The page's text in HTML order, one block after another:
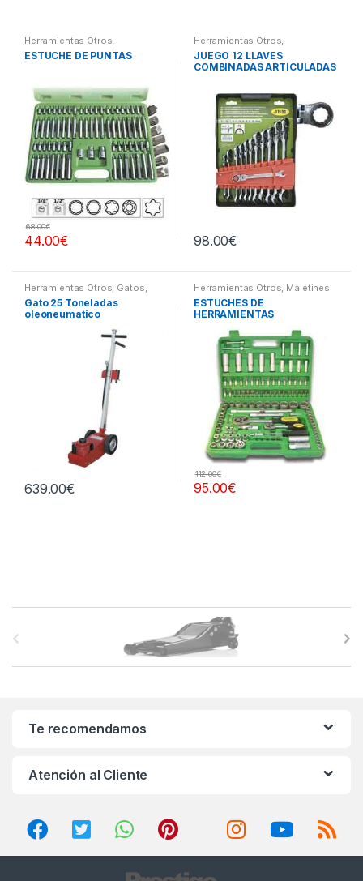
Herramientas Otros,
Herramientas De Mano ,
Herramientas De Mano,
otros
ESTUCHE DE PUNTAS
44.00€
68.00€
Herramientas Otros,
Herramientas De Mano
Herramientas De Mano
JUEGO 12 LLAVES
COMBINADAS ARTICULADAS
98.00€
Herramientas Otros, Gatos,
Soportes y Hidraulica
Gato 25 Toneladas
oleoneumatico
639.00€
Herramientas Otros, Maletines
Herramientas, Extractores,
Compresímetros, otros
ESTUCHES DE
HERRAMIENTAS
95.00€
112.00€
Te recomendamos
Atención al Cliente